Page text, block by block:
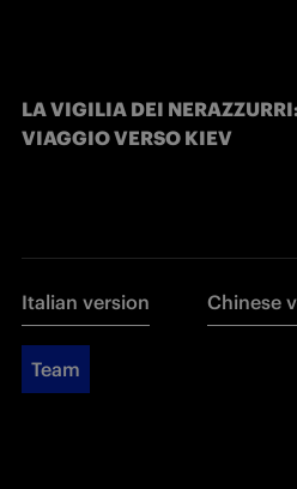
LA VIGILIA DEI
VIAGGIO VERSO KIEV
Italian version Chinese
Team